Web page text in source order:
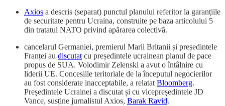
Axios a descris (separat) punctul planului referitor la garanțiile
de securitate pentru Ucraina, construite pe baza articolului 5
din tratatul NATO privind apărarea colectivă.
cancelarul Germaniei, premierul Marii Britanii și președintele
Franței au discutat cu președintele ucrainean planul de pace
propus de SUA. Volodimir Zelenski a avut o întâlnire cu
liderii UE. Concesiile teritoriale de la începutul negocierilor
au fost considerate inacceptabile, a relatat Bloomberg.
Președintele Ucrainei a discutat și cu vicepreședintele JD
Vance, susține jurnalistul Axios, Barak Ravid.